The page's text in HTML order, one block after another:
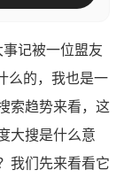
记被一位盟友
么的，我也是一
索趋势来看，这
大搜是什么意
我们先来看看它